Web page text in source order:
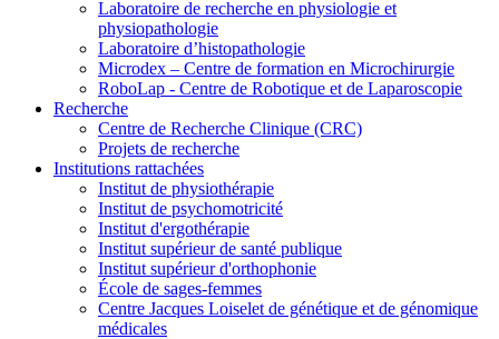
Laboratoire de recherche en physiologie et
physiopathologie
Laboratoire d’histopathologie
Microdex – Centre de formation en Microchirurgie
RoboLap - Centre de Robotique et de Laparoscopie
Recherche
Centre de Recherche Clinique (CRC)
Projets de recherche
Institutions rattachées
Institut de physiothérapie
Institut de psychomotricité
Institut d'ergothérapie
Institut supérieur de santé publique
Institut supérieur d'orthophonie
École de sages-femmes
Centre Jacques Loiselet de génétique et de génomique
médicales